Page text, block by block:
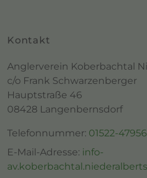
Kontakt
Anglerverein Koberbachtal
c/o Frank Schwarzenberger
Hauptstraße 46
08428 Langenbernsdorf
Telefonnummer: 01522-
E-Mail-Adresse: info-